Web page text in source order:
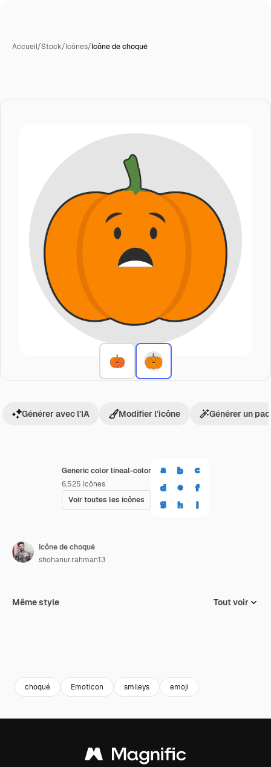
Accueil/Stock/Icônes/Icône de choqué
Generic color lineal-color
6,525 Icônes
Voir toutes les icônes
Générer avec l’IA Modifier l’icône Générer un
Icône de choqué
shohanur.rahman13
Même style Tout voir
choqué Emoticon smileys emoji